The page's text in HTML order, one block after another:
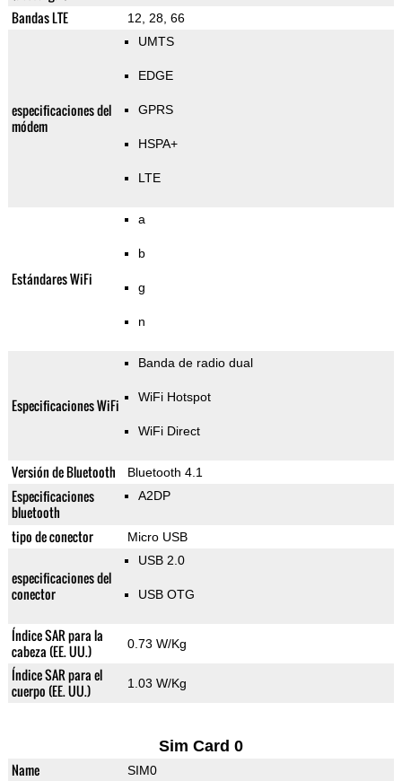
Bandas LTE
12, 28, 66
especificaciones del
módem
UMTS
EDGE
GPRS
HSPA+
LTE
Estándares WiFi
a
b
g
n
Especificaciones WiFi
Banda de radio dual
WiFi Hotspot
WiFi Direct
Versión de Bluetooth Bluetooth 4.1
Especificaciones
bluetooth
A2DP
tipo de conector Micro USB
especificaciones del
conector
USB 2.0
USB OTG
Índice SAR para la
cabeza (EE. UU.)
0.73 W/Kg
Índice SAR para el
cuerpo (EE. UU.)
1.03 W/Kg
Sim Card 0
Name SIM0